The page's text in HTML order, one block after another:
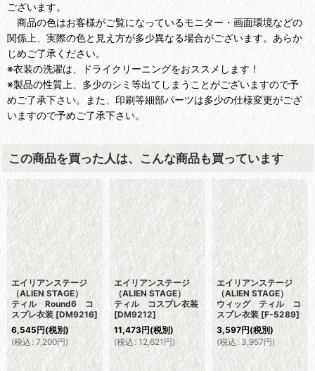
ございます。
商品の色はお客様がご覧になっているモニター・画面環境などの
関係上、実際の色と見え方が多少異なる場合がございます。あらか
じめご了承ください。
※衣装の洗濯は、ドライクリーニングをおススメします！
※製品の性質上、多少のシミ等出てしまうことがございますので予
めご了承下さい。また、印刷等細部パーツは多少の仕様変更がござ
いますので予めご了承下さい。
この商品を買った人は、こんな商品も買っています
エイリアンステージ
（ALIEN STAGE）
ティル Round6 コ
スプレ衣装 [DM9216]
6,545円(税別)
(税込 : 7,200円)
エイリアンステージ
（ALIEN STAGE）
ティル コスプレ衣装
[DM9212]
11,473円(税別)
(税込 : 12,621円)
エイリアンステージ
（ALIEN STAGE）
ウィッグ ティル コ
スプレ衣装 [F-5289]
3,597円(税別)
(税込: 3,957円)